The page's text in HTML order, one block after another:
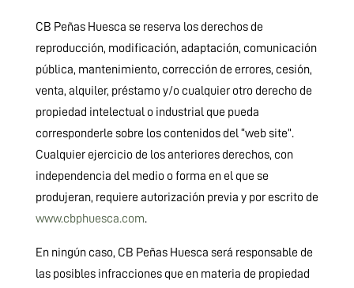
CB Peñas Huesca se reserva los derechos de
reproducción, modificación, adaptación, comunicación
pública, mantenimiento, corrección de errores, cesión,
venta, alquiler, préstamo y/o cualquier otro derecho de
propiedad intelectual o industrial que pueda
corresponderle sobre los contenidos del “web site”.
Cualquier ejercicio de los anteriores derechos, con
independencia del medio o forma en el que se
produjeran, requiere autorización previa y por escrito de
www.cbphuesca.com.
En ningún caso, CB Peñas Huesca será responsable de
las posibles infracciones que en materia de propiedad